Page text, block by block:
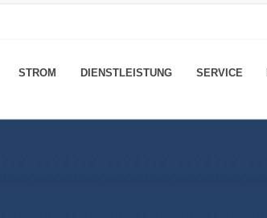
STROM DIENSTLEISTUNG SERVICE